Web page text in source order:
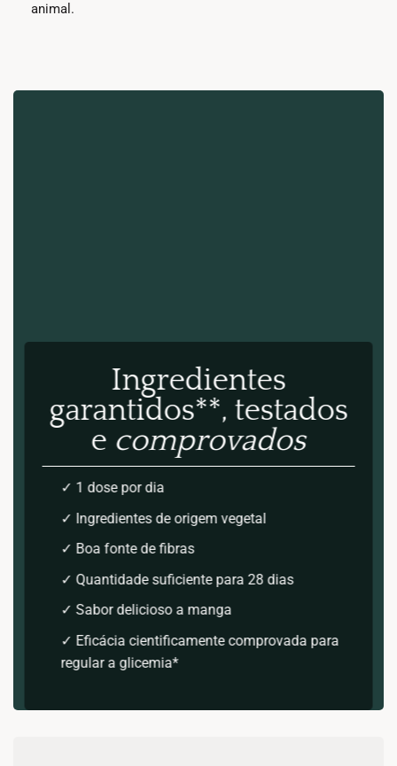
animal.
Ingredientes
garantidos**, testados
e comprovados
✓ 1 dose por dia
✓ Ingredientes de origem vegetal
✓ Boa fonte de fibras
✓ Quantidade suficiente para 28 dias
✓ Sabor delicioso a manga
✓ Eficácia cientificamente comprovada para
regular a glicemia*